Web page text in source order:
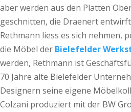
aber werden aus den Platten
geschnitten, die Draenert
Rethmann liess es sich nehmen,
die Möbel der Bielefelder
werden, Rethmann ist
70 Jahre alte Bielefelder
Designern seine eigene
Colzani produziert mit der BW